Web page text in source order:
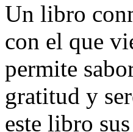
Un libro
con el que
permite
gratitud y
este libro